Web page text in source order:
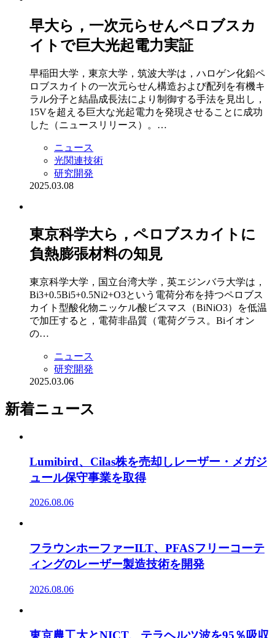
早大ら，一次元らせんペロブスカ
イトで巨大光起電力実証
早稲田大学，東京大学，筑波大学は，ハロゲン化鉛ペ
ロブスカイトの一次元らせん構造および配列を有機キ
ラル分子と結晶成長法により制御する手法を見出し，
15Vを超える巨大な光起電力を発現させることに成功
した（ニュースリリース）。…
ニュース
光関連技術
研究開発
2025.03.08
東京科学大ら，ペロブスカイトに
負熱膨張材料の知見
東京科学大学，国立台湾大学，英エジンバラ大学は，
Bi3+0.5Bi5+0.5Ni2+O3という電荷分布を持つペロブス
カイト型酸化物ニッケル酸ビスマス（BiNiO3）を低温
で加圧すると，電荷非晶質（電荷グラス。Biイオン
の…
ニュース
研究開発
2025.03.06
新着ニュース
Lumibird、Cilas株を売却しレーザー・メガジ
ュール保守事業を取得
2026.08.06
フラウンホーファーILT、PFASフリーコーテ
ィングのレーザー製造技術を開発
2026.08.06
東京農工大とNICT、テラヘルツ波を95％吸収